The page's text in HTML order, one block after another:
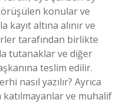
konular ve
altına alınır ve
tarafından birlikte
tutanaklar ve diğer
teslim edilir.
nasıl yazılır? Ayrıca
ve muhalif